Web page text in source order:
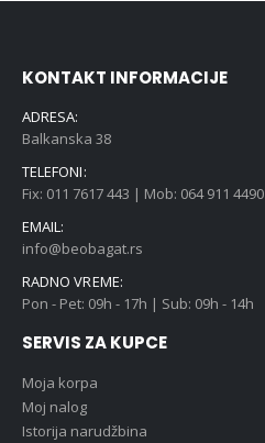
KONTAKT INFORMACIJE
ADRESA:
Balkanska 38
TELEFONI:
Fix: 011 7617 443 | Mob: 064 911 4490
EMAIL:
info@beobagat.rs
RADNO VREME:
Pon - Pet: 09h - 17h | Sub: 09h - 14h
SERVIS ZA KUPCE
Moja korpa
Moj nalog
Istorija narudžbina